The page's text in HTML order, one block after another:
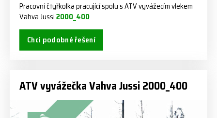
Pracovní čtyřkolka pracující spolu s ATV vyvážecím vlekem
Vahva Jussi2000_400
Chci podobné řešení
ATV vyvážečka Vahva Jussi 2000_400